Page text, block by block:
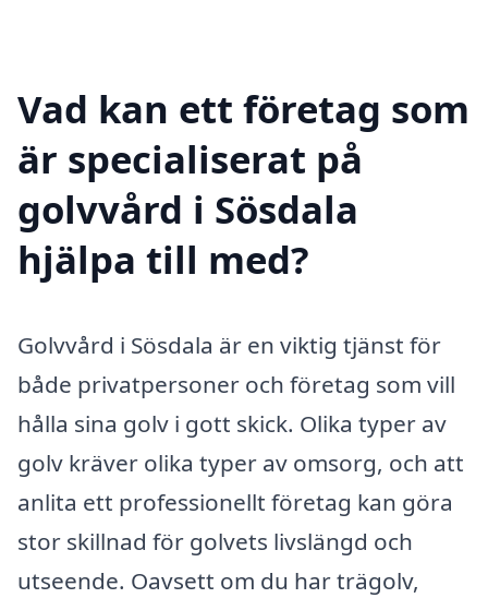
Vad kan ett företag som
är specialiserat på
golvvård i Sösdala
hjälpa till med?
Golvvård i Sösdala är en viktig tjänst för
både privatpersoner och företag som vill
hålla sina golv i gott skick. Olika typer av
golv kräver olika typer av omsorg, och att
anlita ett professionellt företag kan göra
stor skillnad för golvets livslängd och
utseende. Oavsett om du har trägolv,